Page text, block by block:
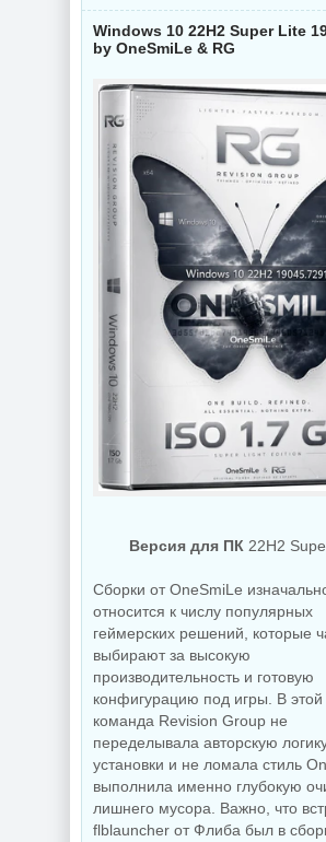
Конвертер видео
Wondershare
UniConverter
17.4.5.648 by 7997
by 7997
Интернет
мессенджер
Telegram Desktop
7.0.7 + Portable
NEW
Схемы
для
мышки
concept
Создание
коллажей Shotcut
26.8.1 + Portable
UPDF
NEW
Windows 10 22H2 Super Lite
by OneSmiLe & RG
Версия для ПК 22H2
Сборки от OneSmiLe
относится к числу популярных
геймерских решений, которые
выбирают за высокую
производительность и готовую
конфигурацию под игры. В этой
команда Revision Group не
переделывала авторскую
установки и не ломала стиль
выполнила именно глубокую
лишнего мусора. Важно, что
flblauncher от Флиба был в